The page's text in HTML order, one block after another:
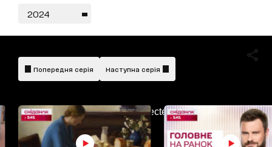
2024
AdBlockDetected!
Попередня серія Наступна серія